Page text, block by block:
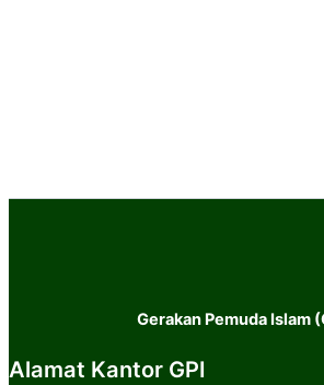
Gerakan Pemuda Islam
Alamat Kantor GPI